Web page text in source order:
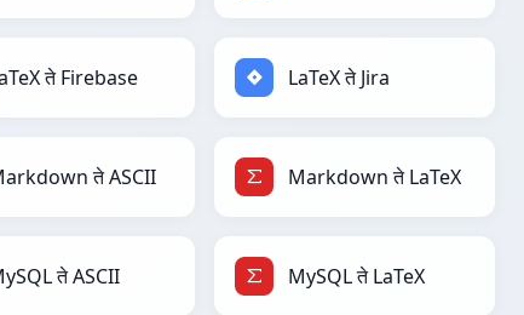
ते Firebase LaTeX ते Jira
ते ASCII Markdown ते LaTeX
ते ASCII MySQL ते LaTeX